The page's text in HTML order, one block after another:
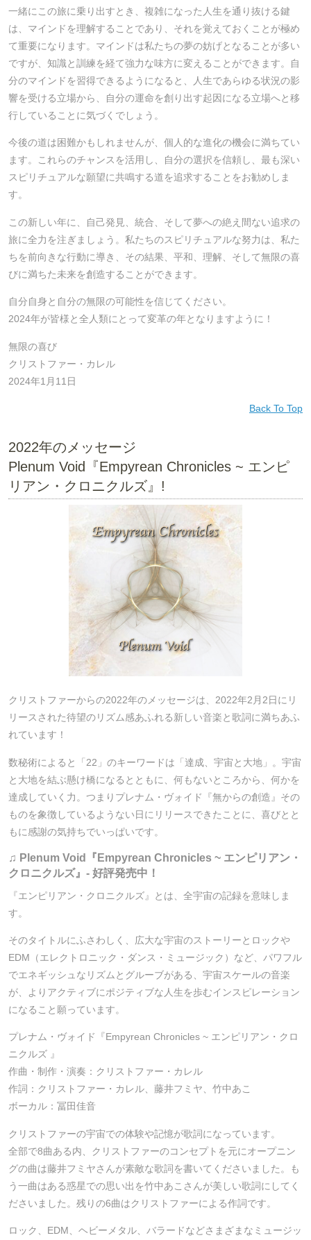
一緒にこの旅に乗り出すとき、複雑になった人生を通り抜ける鍵
は、マインドを理解することであり、それを覚えておくことが極め
て重要になります。マインドは私たちの夢の妨げとなることが多い
ですが、知識と訓練を経て強力な味方に変えることができます。自
分のマインドを習得できるようになると、人生であらゆる状況の影
響を受ける立場から、自分の運命を創り出す起因になる立場へと移
行していることに気づくでしょう。
今後の道は困難かもしれませんが、個人的な進化の機会に満ちてい
ます。これらのチャンスを活用し、自分の選択を信頼し、最も深い
スピリチュアルな願望に共鳴する道を追求することをお勧めしま
す。
この新しい年に、自己発見、統合、そして夢への絶え間ない追求の
旅に全力を注ぎましょう。私たちのスピリチュアルな努力は、私た
ちを前向きな行動に導き、その結果、平和、理解、そして無限の喜
びに満ちた未来を創造することができます。
自分自身と自分の無限の可能性を信じてください。
2024年が皆様と全人類にとって変革の年となりますように！
無限の喜び
クリストファー・カレル
2024年1月11日
Back To Top
2022年のメッセージ
Plenum Void『Empyrean Chronicles ~ エンピ
リアン・クロニクルズ』!
クリストファーからの2022年のメッセージは、2022年2月2日にリ
リースされた待望のリズム感あふれる新しい音楽と歌詞に満ちあふ
れています！
数秘術によると「22」のキーワードは「達成、宇宙と大地」。宇宙
と大地を結ぶ懸け橋になるとともに、何もないところから、何かを
達成していく力。つまりプレナム・ヴォイド『無からの創造』その
ものを象徴しているようない日にリリースできたことに、喜びとと
もに感謝の気持ちでいっぱいです。
♫ Plenum Void『Empyrean Chronicles ~ エンピリアン・
クロニクルズ』- 好評発売中！
『エンピリアン・クロニクルズ』とは、全宇宙の記録を意味しま
す。
そのタイトルにふさわしく、広大な宇宙のストーリーとロックや
EDM（エレクトロニック・ダンス・ミュージック）など、パワフル
でエネギッシュなリズムとグルーブがある、宇宙スケールの音楽
が、よりアクティブにポジティブな人生を歩むインスピレーション
になること願っています。
プレナム・ヴォイド『Empyrean Chronicles ~ エンピリアン・クロ
ニクルズ 』
作曲・制作・演奏：クリストファー・カレル
作詞：クリストファー・カレル、藤井フミヤ、竹中あこ
ボーカル：冨田佳音
クリストファーの宇宙での体験や記憶が歌詞になっています。
全部で8曲ある内、クリストファーのコンセプトを元にオープニン
グの曲は藤井フミヤさんが素敵な歌詞を書いてくださいました。も
う一曲はある惑星での思い出を竹中あこさんが美しい歌詞にしてく
ださいました。残りの6曲はクリストファーによる作詞です。
ロック、EDM、ヘビーメタル、バラードなどさまざまなミュージッ